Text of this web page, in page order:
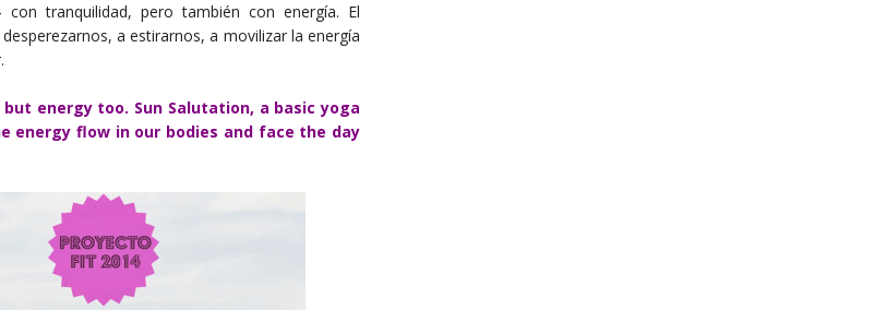
tranquilidad, pero también con energía. El
a estirarnos, a movilizar la energía
energy too. Sun Salutation, a basic yoga
energy flow in our bodies and face the day